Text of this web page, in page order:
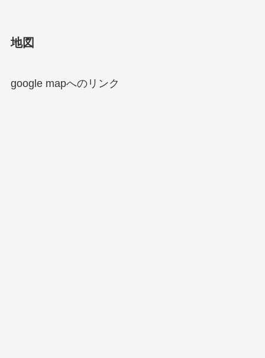
地図
google mapへのリンク